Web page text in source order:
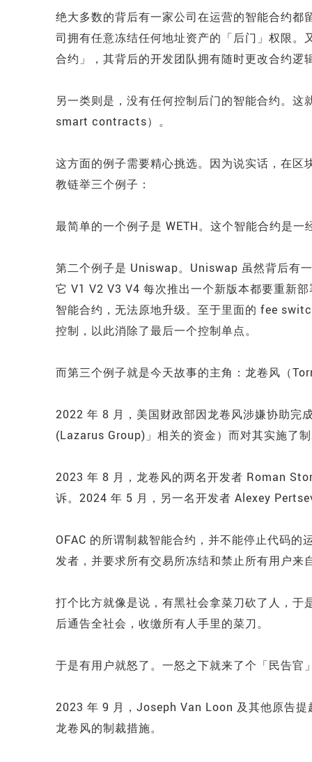
绝大多数的背后有一家公司在运营的智能合约
司拥有任意冻结任何地址资产的「后门」权限
合约」，其背后的开发团队拥有随时更改合约逻
另一类则是，没有任何控制后门的智能合约。
smart contracts）。
这方面的例子需要精心挑选。因为说实话，在
教链举三个例子：
最简单的一个例子是 WETH。这个智能合约是
第二个例子是 Uniswap。Uniswap 虽然背后有
它 V1 V2 V3 V4 每次推出一个新版本都要重新
智能合约，无法原地升级。至于里面的 fee
控制，以此消除了最后一个控制单点。
而第三个例子就是今天故事的主角：龙卷风（
2022 年 8 月，美国财政部因龙卷风涉嫌协助完
(Lazarus Group)」相关的资金）而对其实施了
2023 年 8 月，龙卷风的两名开发者 Roman
诉。2024 年 5 月，另一名开发者 Alexey
OFAC 的所谓制裁智能合约，并不能停止代码
发者，并要求所有交易所冻结和禁止所有用户来
打个比方就像是说，有黑社会拿菜刀砍了人，
后通告全社会，收缴所有人手里的菜刀。
于是有用户就怒了。一怒之下就来了个「民告官
2023 年 9 月，Joseph Van Loon 及其他原告提
龙卷风的制裁措施。